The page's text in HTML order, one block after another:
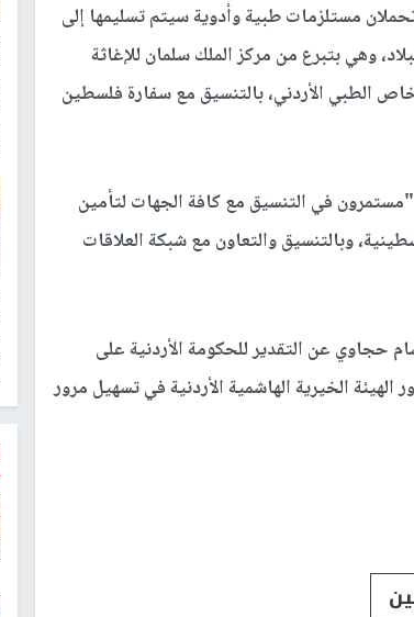
مستلزمات طبية وأدوية سيتم تسليمها إلى
وهي بتبرع من مركز الملك سلمان للإغاثة
الطبي الأردني، بالتنسيق مع سفارة فلسطين
"مستمرون في التنسيق مع كافة الجهات لتأمين
وبالتنسيق والتعاون مع شبكة العلاقات
حجاوي عن التقدير للحكومة الأردنية على
الخيرية الهاشمية الأردنية في تسهيل مرور